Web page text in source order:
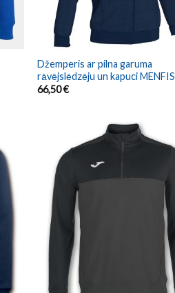
Džemperis ar pilna garuma
rāvējslēdzēju un kapuci MENFIS
66,50€